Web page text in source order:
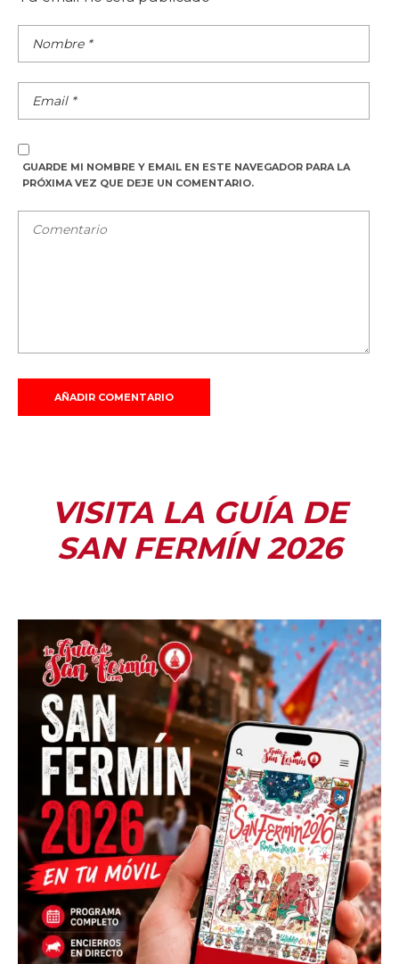
GUARDE MI NOMBRE Y EMAIL EN ESTE NAVEGADOR PARA LA
PRÓXIMA VEZ QUE DEJE UN COMENTARIO.
VISITA LA GUÍA DE
SAN FERMÍN 2026